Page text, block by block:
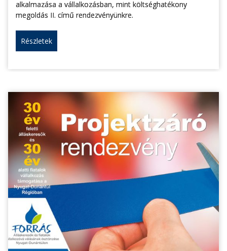
alkalmazása a vállalkozásban, mint költséghatékony
megoldás II. című rendezvényünkre.
Részletek